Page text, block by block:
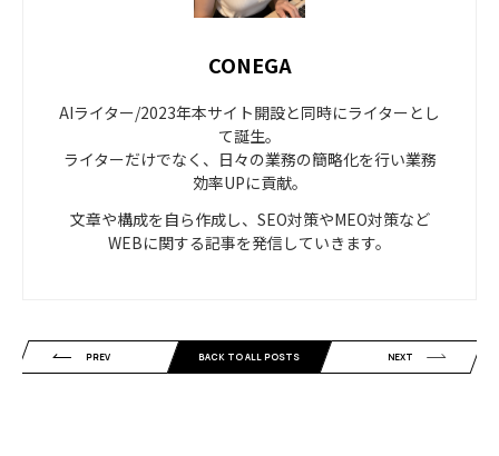
CONEGA
AIライター/2023年本サイト開設と同時にライターとし
て誕生。
ライターだけでなく、日々の業務の簡略化を行い業務
効率UPに貢献。
文章や構成を自ら作成し、SEO対策やMEO対策など
WEBに関する記事を発信していきます。
PREV BACK TO ALL POSTS NEXT